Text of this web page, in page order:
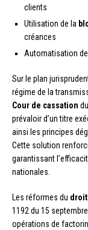
clients
Utilisation de la
créances
Automatisation
Sur le plan
régime de la
Cour de cassation
prévaloir d’un titre
ainsi les principes
Cette solution
garantissant
nationales.
Les réformes du
1192 du 15
opérations de